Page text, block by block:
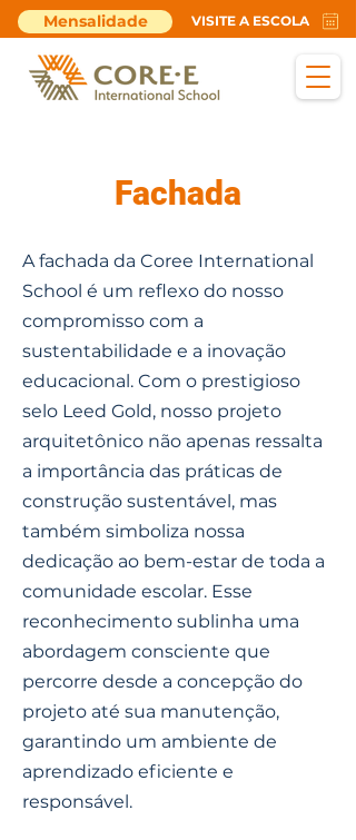
Mensalidade VISITE A ESCOLA
Fachada
A fachada da Coree International
School é um reflexo do nosso
compromisso com a
sustentabilidade e a inovação
educacional. Com o prestigioso
selo Leed Gold, nosso projeto
arquitetônico não apenas ressalta
a importância das práticas de
construção sustentável, mas
também simboliza nossa
dedicação ao bem-estar de toda a
comunidade escolar. Esse
reconhecimento sublinha uma
abordagem consciente que
percorre desde a concepção do
projeto até sua manutenção,
garantindo um ambiente de
aprendizado eficiente e
responsável.